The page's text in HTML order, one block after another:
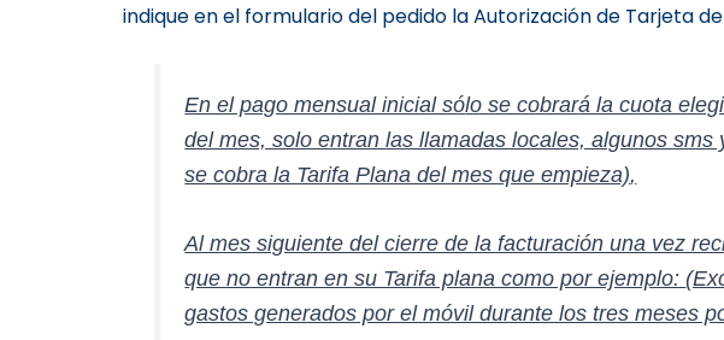
indique en el formulario del pedido la Autorización de Tarjeta
En el pago mensual inicial sólo se cobrará la cuota
del mes, solo entran las llamadas locales, algunos
se cobra la Tarifa Plana del mes que empieza),
Al mes siguiente del cierre de la facturación una vez
que no entran en su Tarifa plana como por ejemplo:
gastos generados por el móvil durante los tres meses